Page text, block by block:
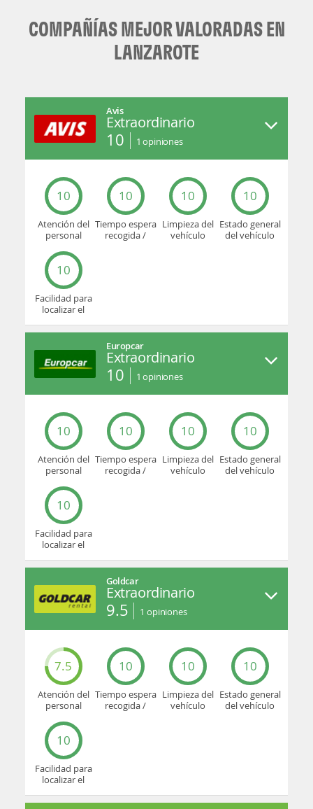
COMPAÑÍAS MEJOR VALORADAS EN
LANZAROTE
Avis
Extraordinario
10 1 opiniones
10
Atención del
personal
10
Tiempo espera
recogida /
10
Limpieza del
vehículo
10
Estado general
del vehículo
10
Facilidad para
localizar el
oficina
Europcar
Extraordinario
10 1 opiniones
10
Atención del
personal
10
Tiempo espera
recogida /
10
Limpieza del
vehículo
10
Estado general
del vehículo
10
Facilidad para
localizar el
oficina
Goldcar
Extraordinario
9.5 1 opiniones
7.5
Atención del
personal
10
Tiempo espera
recogida /
10
Limpieza del
vehículo
10
Estado general
del vehículo
10
Facilidad para
localizar el
oficina